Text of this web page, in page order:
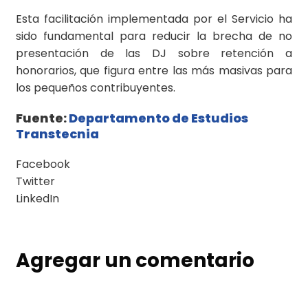
Esta facilitación implementada por el Servicio ha
sido fundamental para reducir la brecha de no
presentación de las DJ sobre retención a
honorarios, que figura entre las más masivas para
los pequeños contribuyentes.
Fuente:Departamento de Estudios
Transtecnia
Facebook
Twitter
LinkedIn
Agregar un comentario